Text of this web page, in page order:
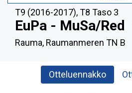
T9 (2016-2017),T8 Taso 3
EuPa - MuSa/Red
Rauma, Raumanmeren TN B
Otteluennakko